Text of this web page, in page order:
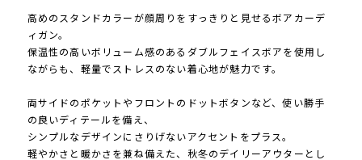
高めのスタンドカラーが顔周りをすっきりと見せるボアカーデ
ィガン。
保温性の高いボリューム感のあるダブルフェイスボアを使用し
ながらも、軽量でストレスのない着心地が魅力です。
両サイドのポケットやフロントのドットボタンなど、使い勝手
の良いディテールを備え、
シンプルなデザインにさりげないアクセントをプラス。
軽やかさと暖かさを兼ね備えた、秋冬のデイリーアウターとし